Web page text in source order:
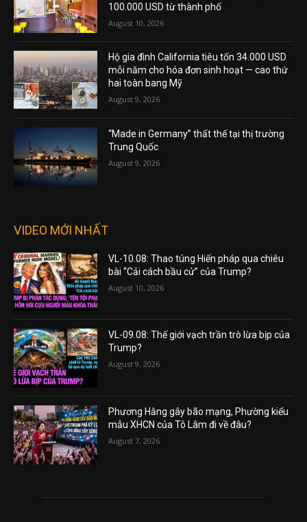
100.000 USD từ thành phố
August 10, 2026
Hộ gia đình California tiêu tốn 34.000 USD
mỗi năm cho hóa đơn sinh hoạt — cao thứ
hai toàn bang Mỹ
August 9, 2026
“Made in Germany” thất thế tại thị trường
Trung Quốc
August 9, 2026
VIDEO MỚI NHẤT
VL-10.08: Thao túng Hiến pháp qua chiêu
bài “Cải cách bầu cử” của Trump?
August 10, 2026
VL-09.08: Thế giới vạch trần trò lừa bịp của
Trump?
August 9, 2026
Phương Hằng gây bão mạng, Phường kiểu
mẫu XHCN của Tô Lâm đi về đâu?
August 7, 2026